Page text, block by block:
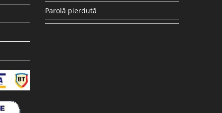
Parolă pierdută